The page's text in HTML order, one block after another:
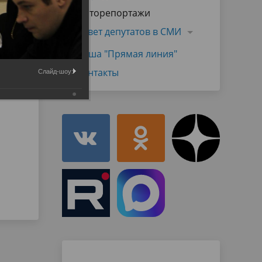
Муниципальная служба
Объявления
имущественного характера
Информационные материалы
Фоторепортажи
Совет депутатов в СМИ
Наша "Прямая линия"
Контакты
Слайд-шоу: